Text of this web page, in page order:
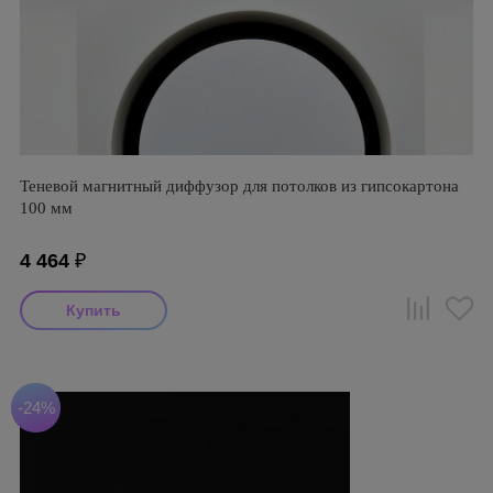
Теневой магнитный диффузор для потолков из гипсокартона
100 мм
4 464 ₽
-24%